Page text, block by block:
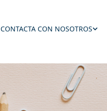
CONTACTA CON NOSOTROS